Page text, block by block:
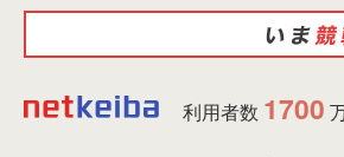
利用者数 1700